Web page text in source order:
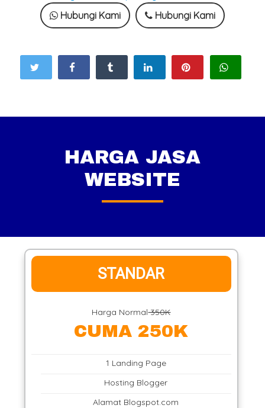
Hubungi Kami Hubungi Kami
HARGA JASA
WEBSITE
STANDAR
Harga Normal350K
CUMA 250K
1 Landing Page
Hosting Blogger
Alamat Blogspot.com